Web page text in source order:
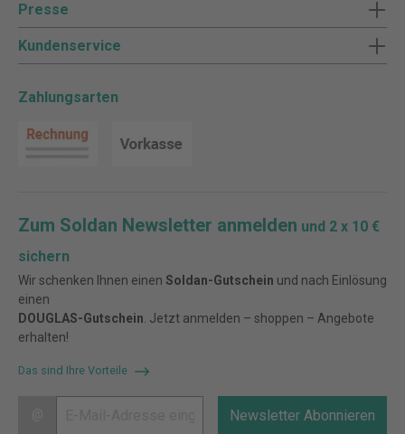
Presse
Kundenservice
Zahlungsarten
Zum Soldan Newsletter anmelden und 2 x 10 €
sichern
Wir schenken Ihnen einen Soldan-Gutschein und nach Einlösung
einen
DOUGLAS-Gutschein . Jetzt anmelden – shoppen – Angebote
erhalten!
Das sind Ihre Vorteile
Newsletter Abonnieren